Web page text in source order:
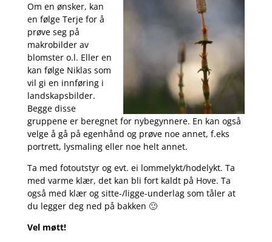
Om en ønsker, kan
en følge Terje for å
prøve seg på
makrobilder av
blomster o.l. Eller en
kan følge Niklas som
vil gi en innføring i
landskapsbilder.
Begge disse
gruppene er beregnet for nybegynnere. En kan også
velge å gå på egenhånd og prøve noe annet, f.eks
portrett, lysmaling eller noe helt annet.
Ta med fotoutstyr og evt. ei lommelykt/hodelykt. Ta
med varme klær, det kan bli fort kaldt på Hove. Ta
også med klær og sitte-/ligge-underlag som tåler at
du legger deg ned på bakken 🙂
Vel møtt!